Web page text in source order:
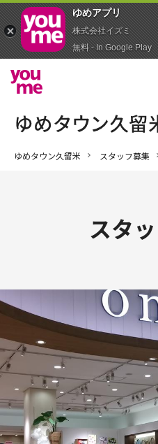
ゆめタウン久留米 スタッフ募集
スタ
ゆめアプ‪リ‬
株式会社イズミ
無料 - In Google Play